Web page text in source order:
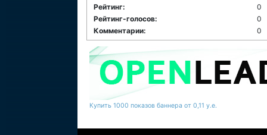
Рейтинг:
0
Рейтинг-голосов:
0
Комментарии:
0
Купить 1000 показов баннера от 0,11 у.е.